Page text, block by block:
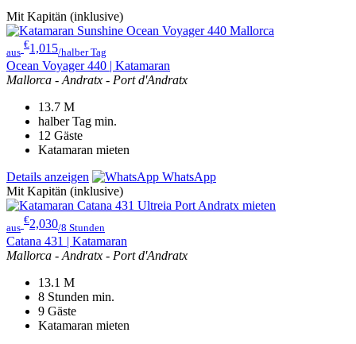
Mit Kapitän (inklusive)
aus
€1,015/halber Tag
Ocean Voyager 440 | Katamaran
Mallorca - Andratx - Port d'Andratx
13.7 M
halber Tag min.
12 Gäste
Katamaran mieten
Details anzeigen
WhatsApp
Mit Kapitän (inklusive)
aus
€2,030/8 Stunden
Catana 431 | Katamaran
Mallorca - Andratx - Port d'Andratx
13.1 M
8 Stunden min.
9 Gäste
Katamaran mieten